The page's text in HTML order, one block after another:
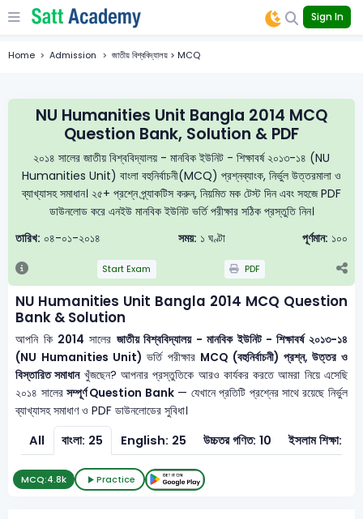
Sign In
Home Admission জাতীয় বিশ্ববিদ্যালয় > MCQ
NU Humanities Unit Bangla 2014 MCQ
Question Bank, Solution & PDF
২০১৪ সালের জাতীয় বিশ্ববিদ্যালয় - মানবিক ইউনিট - শিক্ষাবর্ষ ২০১৩-১৪ (NU
Humanities Unit) বাংলা বহুনির্বাচনী(MCQ) প্রশ্নব্যাংক, নির্ভুল উত্তরমালা ও
ব্যাখ্যাসহ সমাধান। ২৫+ প্রশ্নে প্র্যাকটিস করুন, নিয়মিত মক টেস্ট দিন এবং সহজে PDF
ডাউনলোড করে এনইউ মানবিক ইউনিট ভর্তি পরীক্ষার সঠিক প্রস্তুতি নিন।
তারিখ: ০৪-০১-২০১৪ সময়: ১ ঘণ্টা পূর্ণমান: ১০০
Start Exam PDF
NU Humanities Unit Bangla 2014 MCQ Question
Bank & Solution
আপনি কি 2014 সালের জাতীয় বিশ্ববিদ্যালয় - মানবিক ইউনিট - শিক্ষাবর্ষ ২০১৩-১৪
(NU Humanities Unit)ভর্তি পরীক্ষার MCQ (বহুনির্বাচনী) প্রশ্ন, উত্তর ও
বিস্তারিত সমাধানখুঁজছেন? আপনার প্রস্তুতিকে আরও কার্যকর করতে আমরা নিয়ে এসেছি
২০১৪ সালেরসম্পূর্ণ Question Bank— যেখানে প্রতিটি প্রশ্নের সাথে রয়েছে নির্ভুল
ব্যাখ্যাসহ সমাধাণ ও PDF ডাউনলোডের সুবিধা।
All বাংলা: 25 English: 25 উচ্চতর গণিত: 10 ইসলাম শিক্ষা: 10
MCQ:4.8k Practice